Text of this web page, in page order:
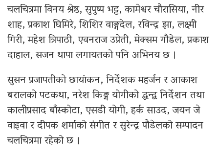
चलचित्रमा विनय श्रेष्ठ, सुपुष्प भट्ट, कामेश्वर चौरासिया, नीर
शाह, प्रकाश घिमिरे, शिशिर वाङ्गदेल, रविन्द्र झा, लक्ष्मी
गिरी, महेश त्रिपाठी, एवनराज उप्रेती, मेक्सम गौडेल, प्रकाश
दाहाल, सजन थापा लगायतको पनि अभिनय छ ।
सुसन प्रजापतीको छायांकन, निर्देशक महर्जन र आकाश
बरालको पटकथा, नरेश किङ्ग योगीको द्धन्द्व निर्देशन तथा
कालीप्रसाद बाँस्कोटा, एसडी योगी, हर्क साउद, जयन जे
वाइवा र दीपक शर्माको संगीत र सुरेन्द्र पौडेलको सम्पादन
चलचित्रमा रहेको छ ।